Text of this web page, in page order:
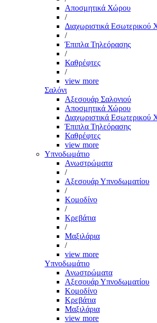
Αποσμητικά Χώρου
/
Διαχωριστικά Εσωτερικού
/
Έπιπλα Τηλεόρασης
/
Καθρέφτες
/
view more
Σαλόνι
Αξεσουάρ Σαλονιού
Αποσμητικά Χώρου
Διαχωριστικά Εσωτερικού
Έπιπλα Τηλεόρασης
Καθρέφτες
view more
Υπνοδωμάτιο
Ανωστρώματα
/
Αξεσουάρ Υπνοδωματίου
/
Κομοδίνο
/
Κρεβάτια
/
Μαξιλάρια
/
view more
Υπνοδωμάτιο
Ανωστρώματα
Αξεσουάρ Υπνοδωματίου
Κομοδίνο
Κρεβάτια
Μαξιλάρια
view more